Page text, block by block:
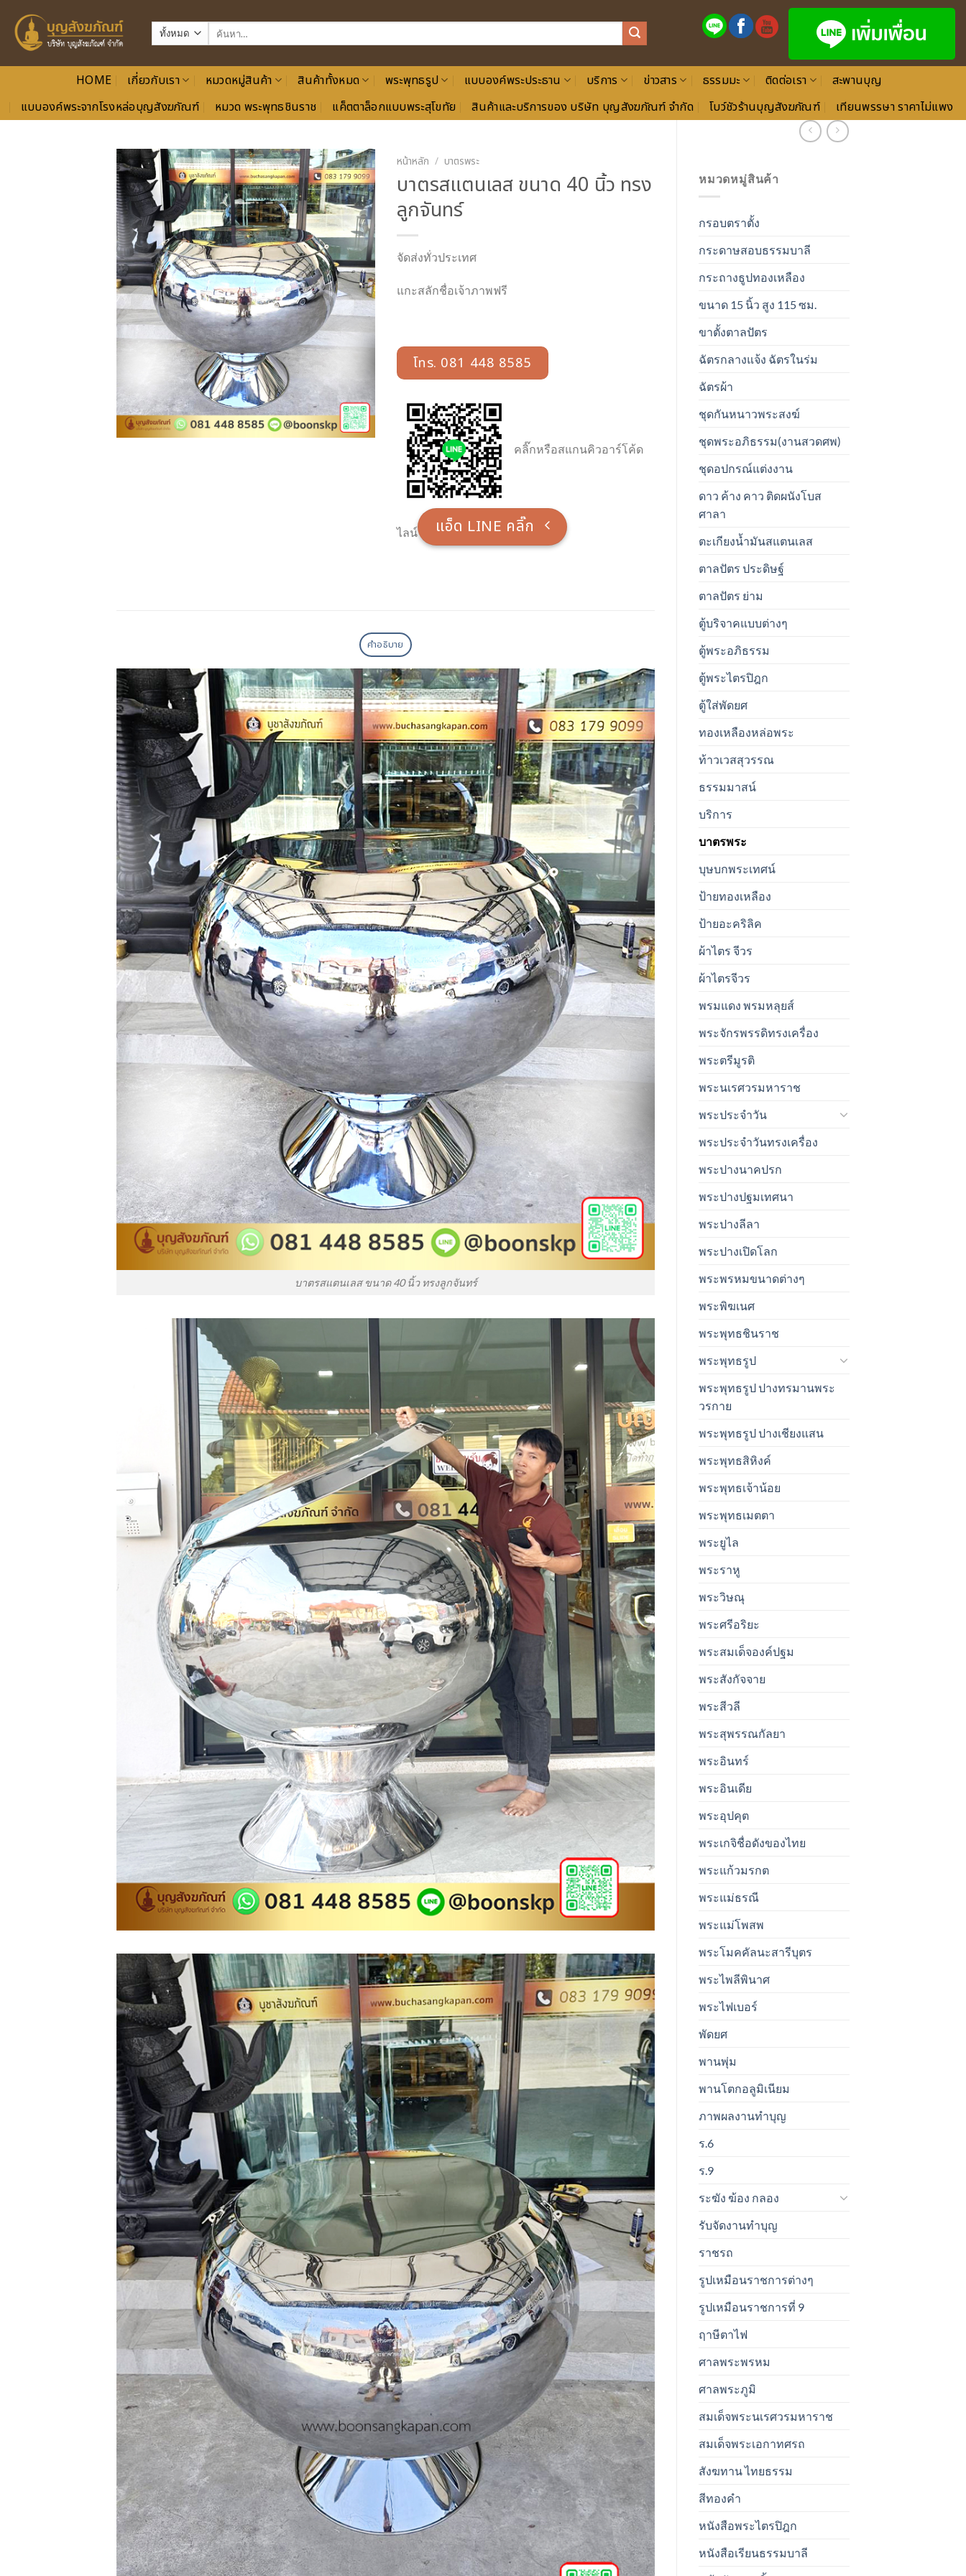
ค้นหา:
HOME เกี่ยวกับเรา หมวดหมู่สินค้า สินค้าทั้งหมด พระพุทธรูป แบบองค์พระประธาน บริการ ข่าวสาร ธรรมมะ ติดต่อเรา
สะพานบุญ
แบบองค์พระจากโรงหล่อบุญสังฆภัณฑ์
หมวด พระพุทธชินราช แค็ตตาล็อกแบบพระสุโขทัย สินค้าและบริการของ บริษัท บุญสังฆภัณฑ์ จำกัด โบว์ชัวร้านบุญสังฆภัณฑ์ เทียนพรรษา ราคาไม่แพง
หมวดหมู่สินค้า
กรอบตราตั้ง
กระดาษสอบธรรมบาลี
กระถางธูปทองเหลือง
ขนาด 15 นิ้ว สูง 115 ซม.
ขาตั้งตาลปัตร
ฉัตรกลางแจ้ง ฉัตรในร่ม
ฉัตรผ้า
ชุดกันหนาวพระสงฆ์
ชุดพระอภิธรรม(งานสวดศพ)
ชุดอปกรณ์แต่งงาน
ดาว ค้าง คาว ติดผนังโบส
ศาลา
ตะเกียงน้ำมันสแตนเลส
ตาลปัตร ประดิษฐ์
ตาลปัตร ย่าม
ตู้บริจาคแบบต่างๆ
ตู้พระอภิธรรม
ตู้พระไตรปิฎก
ตู้ใส่พัดยศ
ทองเหลืองหล่อพระ
ท้าวเวสสุวรรณ
ธรรมมาสน์
บริการ
บาตรพระ
บุษบกพระเทศน์
ป้ายทองเหลือง
ป้ายอะคริลิค
ผ้าไตร จีวร
ผ้าไตรจีวร
พรมแดง พรมหลุยส์
พระจักรพรรดิทรงเครื่อง
พระตรีมูรติ
พระนเรศวรมหาราช
พระประจำวัน
พระประจำวันทรงเครื่อง
พระปางนาคปรก
พระปางปฐมเทศนา
พระปางลีลา
พระปางเปิดโลก
พระพรหมขนาดต่างๆ
พระพิฆเนศ
พระพุทธชินราช
พระพุทธรูป
พระพุทธรูป ปางทรมานพระ
วรกาย
พระพุทธรูป ปางเชียงแสน
พระพุทธสิหิงค์
พระพุทธเจ้าน้อย
พระพุทธเมตตา
พระยูไล
พระราหู
พระวิษณุ
พระศรีอริยะ
พระสมเด็จองค์ปฐม
พระสังกัจจาย
พระสีวลี
พระสุพรรณกัลยา
พระอินทร์
พระอินเดีย
พระอุปคุต
พระเกจิชื่อดังของไทย
พระแก้วมรกต
พระแม่ธรณี
พระแม่โพสพ
พระโมคคัลนะสารีบุตร
พระไพลีพินาศ
พระไฟเบอร์
พัดยศ
พานพุ่ม
พานโตกอลูมิเนียม
ภาพผลงานทำบุญ
ร.6
ร.9
ระฆัง ฆ้อง กลอง
รับจัดงานทำบุญ
ราชรถ
รูปเหมือนราชการต่างๆ
รูปเหมือนราชการที่ 9
ฤาษีตาไฟ
ศาลพระพรหม
ศาลพระภูมิ
สมเด็จพระนเรศวรมหาราช
สมเด็จพระเอกาทศรถ
สังฆทาน ไทยธรรม
สีทองคำ
หนังสือพระไตรปิฎก
หนังสือเรียนธรรมบาลี
หน้าหลัก / บาตรพระ
บาตรสแตนเลส ขนาด 40 นิ้ว ทรง
ลูกจันทร์
จัดส่งทั่วประเทศ
แกะสลักชื่อเจ้าภาพฟรี
โทร. 081 448 8585
คลิ๊กหรือสแกนคิวอาร์โค้ด
ไลน์ แอ็ด LINE คลิ๊ก
คำอธิบาย
บาตรสแตนเลส ขนาด 40 นิ้ว ทรงลูกจันทร์